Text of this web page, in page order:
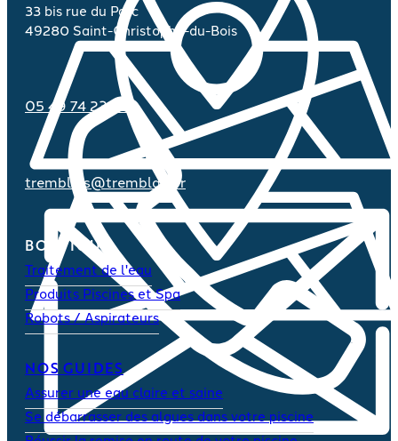
33 bis rue du Parc
49280 Saint-Christophe-du-Bois
05 49 74 23 70
tremblais@tremblais.fr
BOUTIQUE
Traitement de l'eau
Produits Piscines et Spa
Robots / Aspirateurs
NOS GUIDES
Assurer une eau claire et saine
Se débarrasser des algues dans votre piscine